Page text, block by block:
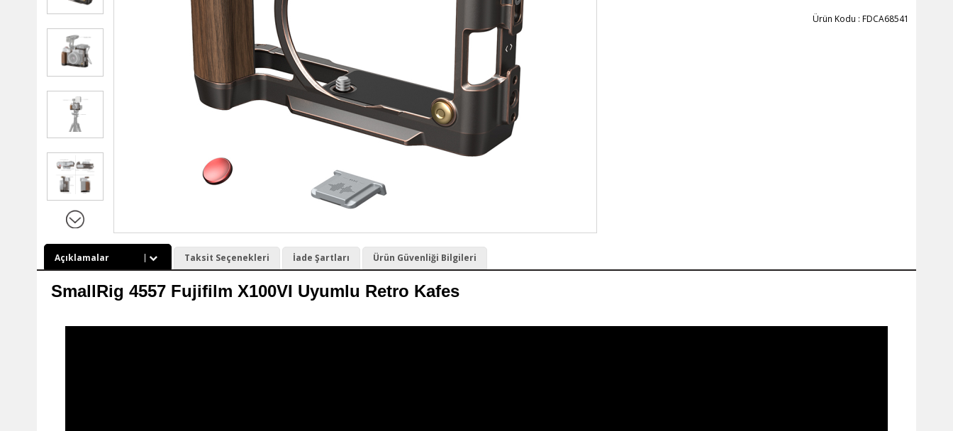
Ürün Kodu : FDCA68541
Açıklamalar Taksit Seçenekleri İade Şartları Ürün Güvenliği Bilgileri
SmallRig 4557 Fujifilm X100VI Uyumlu Retro Kafes